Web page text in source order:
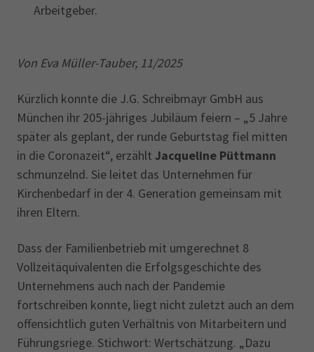
Arbeitgeber.
Von Eva Müller-Tauber, 11/2025
Kürzlich konnte die J.G. Schreibmayr GmbH aus
München ihr 205-jähriges Jubiläum feiern – „5 Jahre
später als geplant, der runde Geburtstag fiel mitten
in die Coronazeit“, erzählt Jacqueline Püttmann
schmunzelnd. Sie leitet das Unternehmen für
Kirchenbedarf in der 4. Generation gemeinsam mit
ihren Eltern.
Dass der Familienbetrieb mit umgerechnet 8
Vollzeitäquivalenten die Erfolgsgeschichte des
Unternehmens auch nach der Pandemie
fortschreiben konnte, liegt nicht zuletzt auch an dem
offensichtlich guten Verhältnis von Mitarbeitern und
Führungsriege. Stichwort: Wertschätzung. „Dazu